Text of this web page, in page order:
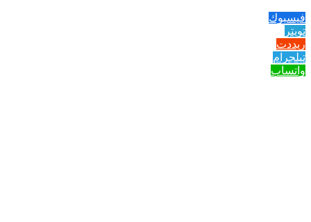
فيسبوك
تويتر
ريددت
تيلجرام
واتساب